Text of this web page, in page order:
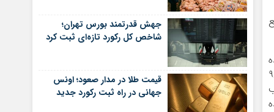
منبع
بنزین تبدیل شد و در سال ۹۸
شده
جهش قدرتمند بورس تهران؛
شاخص کل رکورد تازه‌ای ثبت کرد
قیمت طلا در مدار صعود؛ اونس
جهانی در راه ثبت رکورد جدید